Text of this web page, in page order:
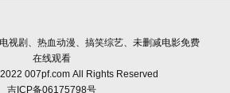
视剧、热血动漫、搞笑综艺、未删减电影免费
在线观看
007pf.com All Rights Reserved
吉ICP备06175798号